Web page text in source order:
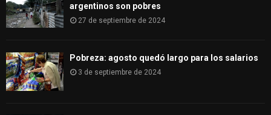
argentinos son pobres
27 de septiembre de 2024
Pobreza: agosto quedó largo para los salarios
3 de septiembre de 2024